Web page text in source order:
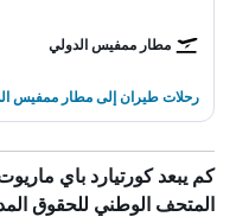
مطار ممفيس الدولي
رحلات طيران إلى مطار ممفيس
كم يبعد كورتيارد باي
المتحف الوطني للحقوق